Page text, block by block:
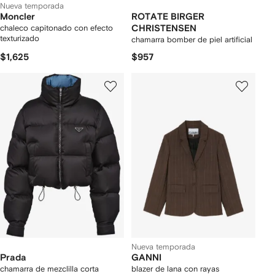
Nueva temporada
Moncler
chaleco capitonado con efecto
texturizado
$1,625
ROTATE BIRGER
CHRISTENSEN
chamarra bomber de piel artificial
$957
Prada
chamarra de mezclilla corta
Nueva temporada
GANNI
blazer de lana con rayas